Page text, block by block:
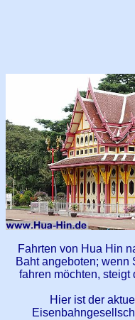
Fahrten von Hua Hin
Baht angeboten;
fahren möchten,
Hier ist der